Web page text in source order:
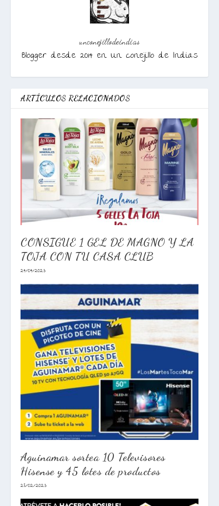
unconejillodeindias
Blogger desde 2014 en Un conejillo de Indias
ARTÍCULOS RELACIONADOS
CONSIGUE 1 GEL DE MAGNO Y LA
TOJA CON TU CASA CLUB
24/04/2023
Aguinamar sortea 10 Televisores
Hisense y 45 lotes de productos
28/02/2023